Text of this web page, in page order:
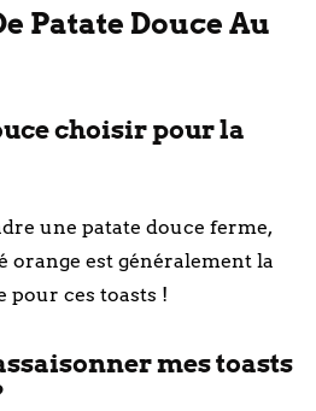
Patate Douce Au
choisir pour la
une patate douce ferme,
orange est généralement la
pour ces toasts !
mes toasts